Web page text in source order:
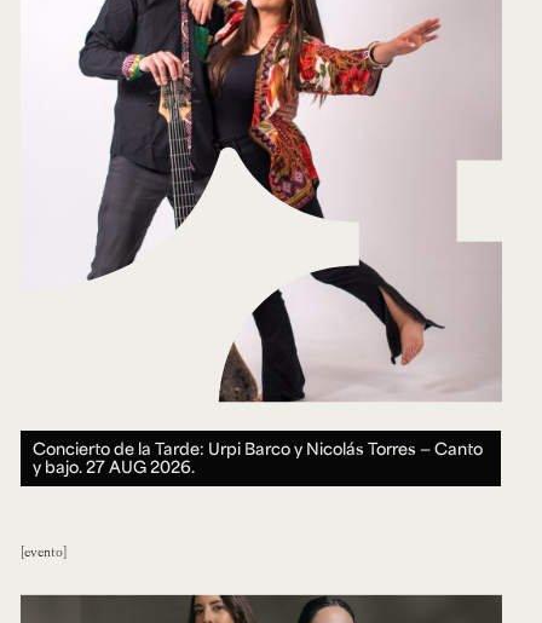
Concierto de la Tarde: Urpi Barco y Nicolás Torres — Canto
y bajo.27 AUG 2026.
evento